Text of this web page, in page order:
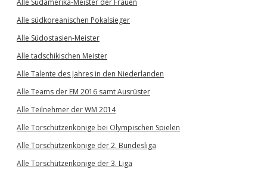
Alle Südamerika-Meister der Frauen
Alle südkoreanischen Pokalsieger
Alle Südostasien-Meister
Alle tadschikischen Meister
Alle Talente des Jahres in den Niederlanden
Alle Teams der EM 2016 samt Ausrüster
Alle Teilnehmer der WM 2014
Alle Torschützenkönige bei Olympischen Spielen
Alle Torschützenkönige der 2. Bundesliga
Alle Torschützenkönige der 3. Liga